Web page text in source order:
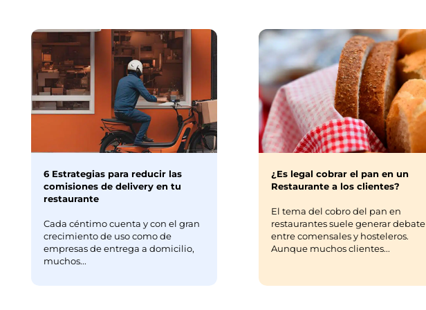
6 Estrategias para reducir las
comisiones de delivery en tu
restaurante
Cada céntimo cuenta y con el gran
crecimiento de uso como de
empresas de entrega a domicilio,
muchos...
¿Es legal cobrar el pan en un
Restaurante a los clientes?
El tema del cobro del pan en
restaurantes suele generar debate
entre comensales y hosteleros.
Aunque muchos clientes...